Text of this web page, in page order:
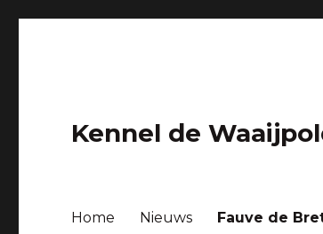
Kennel de
Home Nieuws Fauve de